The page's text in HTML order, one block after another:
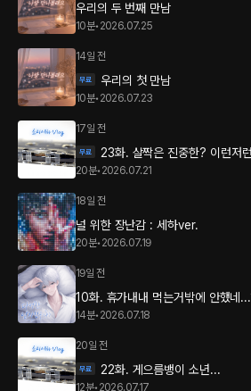
우리의 두 번째 만남
10분• 2026.07.25
14일 전
우리의 첫 만남
10분• 2026.07.23
17일 전
23화. 살짝은 진중한? 이런저
20분• 2026.07.21
18일 전
널 위한 장난감 : 세하ver.
20분• 2026.07.19
19일 전
10화. 휴가내내 먹는거밖에 안했네
14분• 2026.07.18
20일 전
22화. 게으름뱅이 소년...
12분• 2026.07.17